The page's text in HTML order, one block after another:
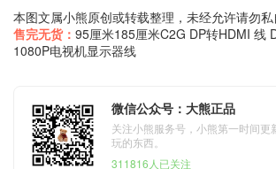
本图文属小熊原创或转载整理，未经允许请勿
售完无货： 95厘米185厘米C2G DP转HDMI 线
1080P电视机显示器线
微信公众号：大熊正品
关注小熊服务号，小熊第一时间更
玩的东西。
311816人已关注